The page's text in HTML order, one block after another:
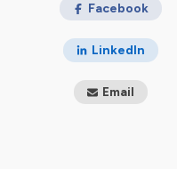
Un podcast produit par
Hébergé par Ausha.
confidentialitepour
Facebook
LinkedIn
Email